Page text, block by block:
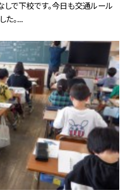
で下校です。今日も交通ルール
た。...